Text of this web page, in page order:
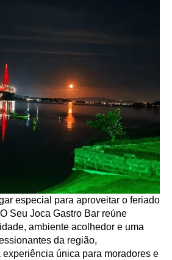
especial para aproveitar o feriado
Seu Joca Gastro Bar reúne
ambiente acolhedor e uma
da região,
única para moradores e